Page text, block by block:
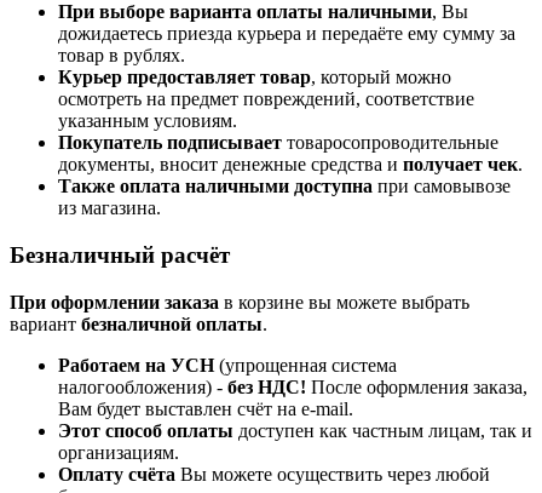
При выборе варианта оплаты наличными, Вы
дожидаетесь приезда курьера и передаёте ему сумму за
товар в рублях.
Курьер предоставляет товар, который можно
осмотреть на предмет повреждений, соответствие
указанным условиям.
Покупатель подписывает товаросопроводительные
документы, вносит денежные средства и получает чек.
Также оплата наличными доступна при самовывозе
из магазина.
Безналичный расчёт
При оформлении заказа в корзине вы можете выбрать
вариант безналичной оплаты.
Работаем на УСН(упрощенная система
налогообложения) - без НДС! После оформления заказа,
Вам будет выставлен счёт на e-mail.
Этот способ оплаты доступен как частным лицам, так и
организациям.
Оплату счёта Вы можете осуществить через любой